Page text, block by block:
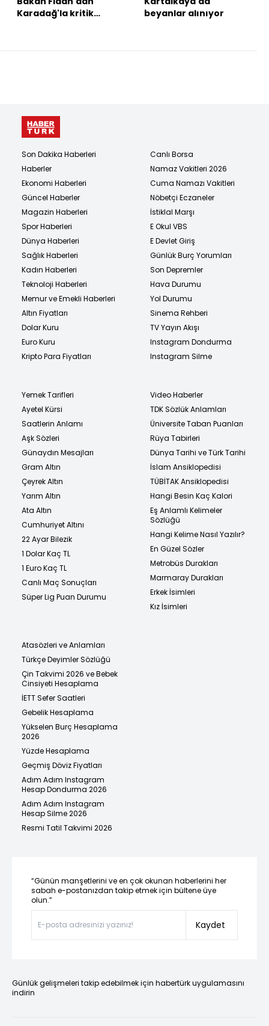
Karadağ'la kritik
beyanlar alınıyor
Son Dakika Haberleri
Haberler
Ekonomi Haberleri
Güncel Haberler
Magazin Haberleri
Spor Haberleri
Dünya Haberleri
Sağlık Haberleri
Kadın Haberleri
Teknoloji Haberleri
Memur ve Emekli Haberleri
Altın Fiyatları
Dolar Kuru
Euro Kuru
Kripto Para Fiyatları
Canlı Borsa
Namaz Vakitleri 2026
Cuma Namazı Vakitleri
Nöbetçi Eczaneler
İstiklal Marşı
E Okul VBS
E Devlet Giriş
Günlük Burç Yorumları
Son Depremler
Hava Durumu
Yol Durumu
Sinema Rehberi
TV Yayın Akışı
Instagram Dondurma
Instagram Silme
Yemek Tarifleri
Ayetel Kürsi
Saatlerin Anlamı
Aşk Sözleri
Günaydın Mesajları
Gram Altın
Çeyrek Altın
Yarım Altın
Ata Altın
Cumhuriyet Altını
22 Ayar Bilezik
1 Dolar Kaç TL
1 Euro Kaç TL
Canlı Maç Sonuçları
Süper Lig Puan Durumu
Video Haberler
TDK Sözlük Anlamları
Üniversite Taban Puanları
Rüya Tabirleri
Dünya Tarihi ve Türk Tarihi
İslam Ansiklopedisi
TÜBİTAK Ansiklopedisi
Hangi Besin Kaç Kalori
Eş Anlamlı Kelimeler
Sözlüğü
Hangi Kelime Nasıl Yazılır?
En Güzel Sözler
Metrobüs Durakları
Marmaray Durakları
Erkek İsimleri
Kız İsimleri
Atasözleri ve Anlamları
Türkçe Deyimler Sözlüğü
Çin Takvimi 2026 ve Bebek
Cinsiyeti Hesaplama
İETT Sefer Saatleri
Gebelik Hesaplama
Yükselen Burç Hesaplama
2026
Yüzde Hesaplama
Geçmiş Döviz Fiyatları
Adım Adım Instagram
Hesap Dondurma 2026
Adım Adım Instagram
Hesap Silme 2026
Resmi Tatil Takvimi 2026
“Günün manşetlerini ve en çok okunan haberlerini her
sabah e-postanızdan takip etmek için bültene üye
olun.”
Kaydet
Günlük gelişmeleri takip edebilmek için habertürk uygulamasını
indirin